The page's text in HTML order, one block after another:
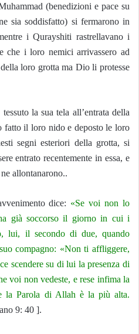
(benedizioni e pace su
sia soddisfatto) si fermarono in
i Qurayshiti rastrellavano i
che i loro nemici arrivassero ad
loro grotta ma Dio li protesse
la sua tela all’entrata della
fatto il loro nido e deposto le loro
segni esteriori della grotta, si
entrato recentemente in essa, e
allontanarono..
dice: «Se voi non lo
già soccorso il giorno in cui i
lui, il secondo di due, quando
compagno: «Non ti affliggere,
scendere su di lui la presenza di
voi non vedeste, e rese infima la
la Parola di Allah è la più alta.
9: 40 ].